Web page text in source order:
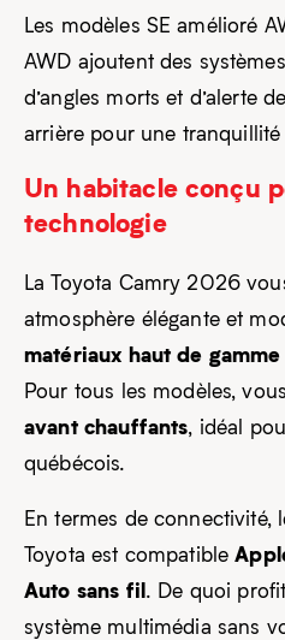
Les modèles SE amélioré
AWD ajoutent des
d’angles morts et d’alerte
arrière pour une tranquillité
Un habitacle conçu
technologie
La Toyota Camry 2026
atmosphère élégante et
matériaux haut de gamme
Pour tous les modèles,
avant chauffants, idéal
québécois.
En termes de connectivité,
Toyota est compatible
Auto sans fil. De quoi
système multimédia sans